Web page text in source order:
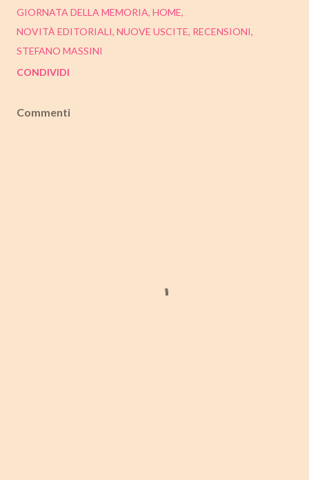
GIORNATA DELLA MEMORIA HOME
NOVITÀ EDITORIALI NUOVE USCITE RECENSIONI
STEFANO MASSINI
CONDIVIDI
Commenti